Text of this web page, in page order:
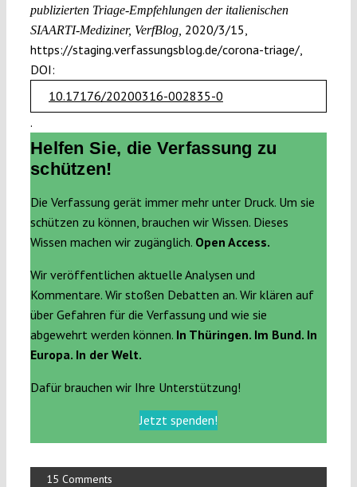
publizierten Triage-Empfehlungen der italienischen
SIAARTI-Mediziner, VerfBlog, 2020/3/15,
https://staging.verfassungsblog.de/corona-triage/,
DOI:
10.17176/20200316-002835-0
.
Helfen Sie, die Verfassung zu
schützen!
Die Verfassung gerät immer mehr unter Druck. Um sie
schützen zu können, brauchen wir Wissen. Dieses
Wissen machen wir zugänglich. Open Access.
Wir veröffentlichen aktuelle Analysen und
Kommentare. Wir stoßen Debatten an. Wir klären auf
über Gefahren für die Verfassung und wie sie
abgewehrt werden können. In Thüringen. Im Bund. In
Europa. In der Welt.
Dafür brauchen wir Ihre Unterstützung!
Jetzt spenden!
15 Comments